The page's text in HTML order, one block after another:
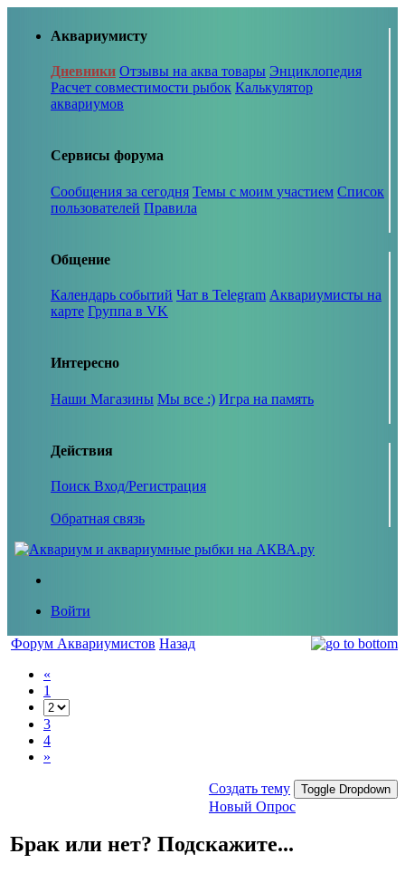
Аквариумисту
Дневники Отзывы на аква товары Энциклопедия
Расчет совместимости рыбок Калькулятор
аквариумов
Сервисы форума
Сообщения за сегодня Темы с моим участием Список
пользователей Правила
Общение
Календарь событий Чат в Telegram Аквариумисты на
карте Группа в VK
Интересно
Наши Магазины Мы все :) Игра на память
Действия
Поиск Вход/Регистрация
Обратная связь
Войти
Форум Аквариумистов Назад
«
1
3
4
»
Создать тему Toggle Dropdown
Новый Опрос
Брак или нет? Подскажите...